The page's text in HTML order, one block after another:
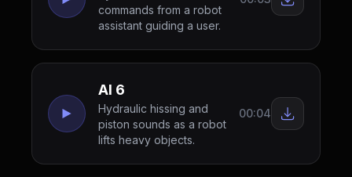
commands from a robot
assistant guiding a user.
AI 6
Hydraulic hissing and
piston sounds as a robot
lifts heavy objects.
00:04